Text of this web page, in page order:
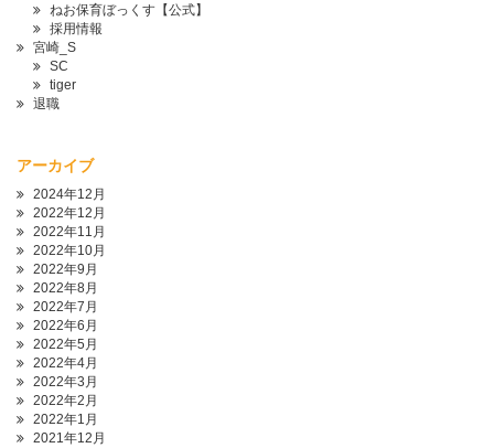
ねお保育ぼっくす【公式】
採用情報
宮崎_S
SC
tiger
退職
アーカイブ
2024年12月
2022年12月
2022年11月
2022年10月
2022年9月
2022年8月
2022年7月
2022年6月
2022年5月
2022年4月
2022年3月
2022年2月
2022年1月
2021年12月